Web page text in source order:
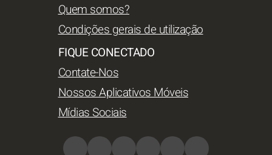
Quem somos?
Condições gerais de utilização
FIQUE CONECTADO
Contate-Nos
Nossos Aplicativos Móveis
Mídias Sociais